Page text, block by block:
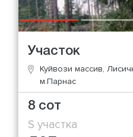
Участок
Куйвози массив,
м.Парнас
8 сот
S участка